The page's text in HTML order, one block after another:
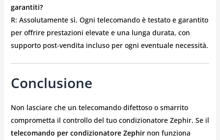
garantiti?
R: Assolutamente sì. Ogni telecomando è testato e garantito
per offrire prestazioni elevate e una lunga durata, con
supporto post-vendita incluso per ogni eventuale necessità.
Conclusione
Non lasciare che un telecomando difettoso o smarrito
comprometta il controllo del tuo condizionatore Zephir. Se il
telecomando per condizionatore Zephirnon funziona